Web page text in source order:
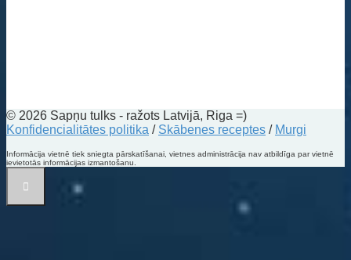
© 2026 Sapņu tulks - ražots Latvijā, Riga =)
Konfidencialitātes politika / Skābenes receptes / Murgi
Informācija vietnē tiek sniegta pārskatīšanai, vietnes administrācija nav atbildīga par vietnē
ievietotās informācijas izmantošanu.